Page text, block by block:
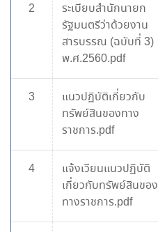
2
ระเบียบสำนักนายก
รัฐมนตรีว่าด้วยงาน
สารบรรณ (ฉบับที่ 3)
พ.ศ.2560.pdf
3
แนวปฏิบัติเกี่ยวกับ
ทรัพย์สินของทาง
ราชการ.pdf
4
แจ้งเวียนแนวปฏิบัติ
เกี่ยวกับทรัพย์สินของ
ทางราชการ.pdf